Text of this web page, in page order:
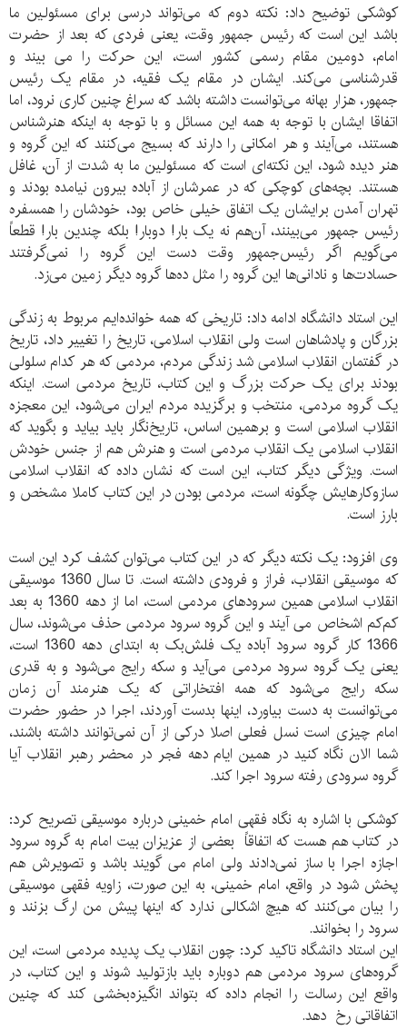
کوشکی توضیح داد: نکته دوم که می‌تواند درسی برای مسئولین ما
باشد این است که رئیس جمهور وقت، یعنی فردی که بعد از حضرت
امام، دومین مقام رسمی کشور است، این حرکت را می بیند و
قدرشناسی می‌کند. ایشان در مقام یک فقیه، در مقام یک رئیس
جمهور، هزار بهانه می‌توانست داشته باشد که سراغ چنین کاری نرود، اما
اتفاقا ایشان با توجه به همه این مسائل و با توجه به اینکه هنرشناس
هستند، می‌آیند و هر امکانی را دارند که بسیج می‌کنند که این گروه و
هنر دیده شود، این نکته‌ای است که مسئولین ما به شدت از آن، غافل
هستند. بچه‌های کوچکی که در عمرشان از آباده بیرون نیامده بودند و
تهران آمدن برایشان یک اتفاق خیلی خاص بود، خودشان را همسفره
رئیس جمهور می‌بینند، آن‌هم نه یک بار! دوبار! بلکه چندین بار! قطعاً
می‌گویم اگر رئیس‌جمهور وقت دست این گروه را نمی‌گرفتند
حسادت‌ها و نادانی‌ها این گروه را مثل ده‌ها گروه دیگر زمین می‌زد.
این استاد دانشگاه ادامه داد: تاریخی که همه خوانده‌ایم مربوط به زندگی
بزرگان و پادشاهان است ولی انقلاب اسلامی، تاریخ را تغییر داد، تاریخ
در گفتمان انقلاب اسلامی شد زندگی مردم، مردمی که هر کدام سلولی
بودند برای یک حرکت بزرگ و این کتاب، تاریخ مردمی است. اینکه
یک گروه مردمی، منتخب و برگزیده مردم ایران می‌شود، این معجزه
انقلاب اسلامی است و برهمین اساس، تاریخ‌نگار باید بیاید و بگوید که
انقلاب اسلامی یک انقلاب مردمی است و هنرش هم از جنس خودش
است. ویژگی دیگر کتاب، این است که نشان داده که انقلاب اسلامی
سازوکارهایش چگونه است، مردمی بودن در این کتاب کاملا مشخص و
بارز است.
وی افزود: یک نکته دیگر که در این کتاب می‌‌توان کشف کرد این است
که موسیقی انقلاب، فراز و فرودی داشته است. تا سال 1360 موسیقی
انقلاب اسلامی همین سرودهای مردمی است، اما از دهه 1360 به بعد
کم‌کم اشخاص می آیند و این گروه سرود مردمی حذف می‌شوند، سال
1366 کار گروه سرود آباده یک فلش‌بک به ابتدای دهه 1360 است،
یعنی یک گروه سرود مردمی می‌آید و سکه رایج می‌شود و به قدری
سکه رایج می‌شود که همه افتخاراتی که یک هنرمند آن زمان
می‌توانست به دست بیاورد، اینها بدست آوردند، اجرا در حضور حضرت
امام چیزی است نسل فعلی اصلا درکی از آن نمی‌توانند داشته باشند،
شما الان نگاه کنید در همین ایام دهه فجر در محضر رهبر انقلاب آیا
گروه سرودی رفته سرود اجرا کند.
کوشکی با اشاره به نگاه فقهی امام خمینی درباره موسیقی تصریح کرد:
در کتاب هم هست که اتفاقاً بعضی از عزیزان بیت امام به گروه سرود
اجازه اجرا با ساز نمی‌دادند ولی امام می گویند باشد و تصویرش هم
پخش شود در واقع، امام خمینی، به این صورت، زاویه فقهی موسیقی
را بیان می‌کنند که هیچ اشکالی ندارد که اینها پیش من ارگ بزنند و
سرود را بخوانند.
این استاد دانشگاه تاکید کرد: چون انقلاب یک پدیده مردمی است، این
گروه‌های سرود مردمی هم دوباره باید بازتولید شوند و این کتاب، در
واقع این رسالت را انجام داده که بتواند انگیزه‌بخشی کند که چنین
اتفاقاتی رخ دهد.